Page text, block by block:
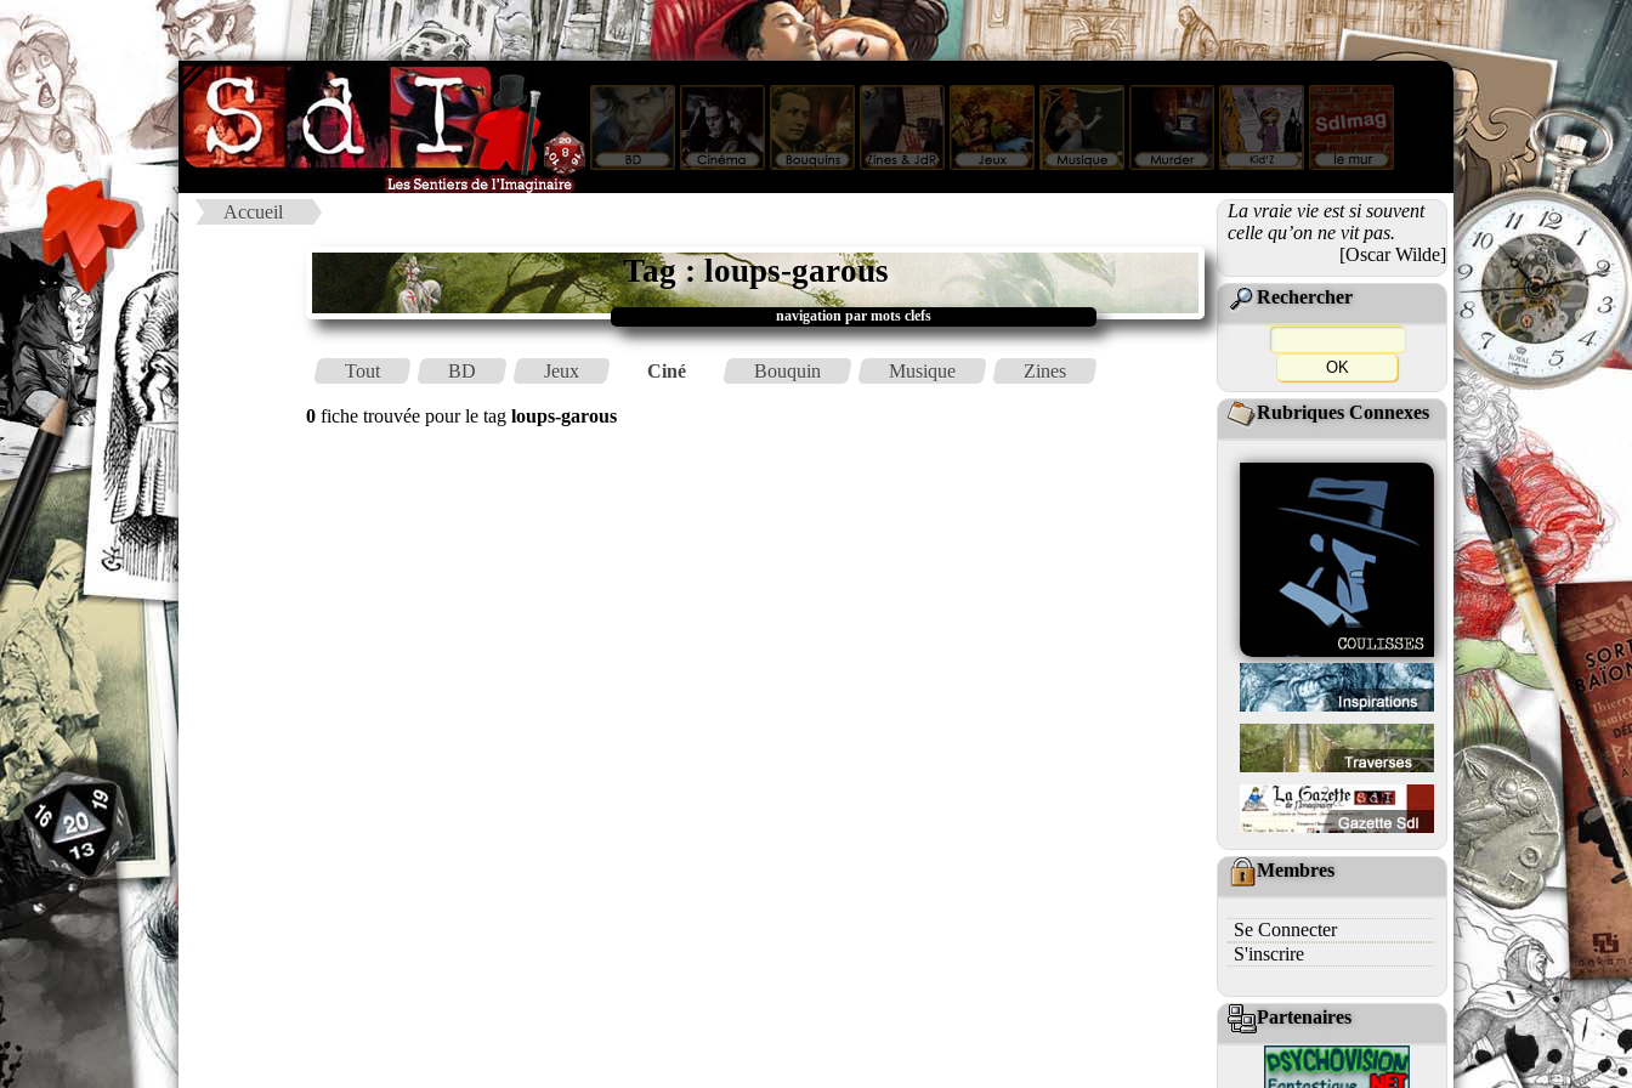
Accueil
Tag : loups-garous
navigation par mots clefs
Tout BD Jeux Ciné Bouquin Musique Zines
0 fiche trouvée pour le tag loups-garous
La vraie vie est si souvent
celle qu’on ne vit pas.
[Oscar Wilde]
Rechercher
Rubriques Connexes
Membres
Se Connecter
S'inscrire
Partenaires